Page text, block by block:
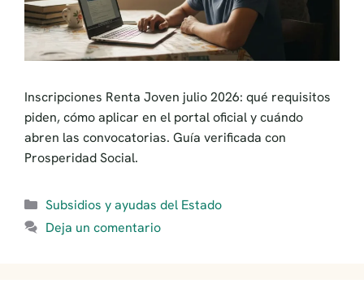
Inscripciones Renta Joven julio 2026: qué requisitos
piden, cómo aplicar en el portal oficial y cuándo
abren las convocatorias. Guía verificada con
Prosperidad Social.
Categorías
Subsidios y ayudas del Estado
Deja un comentario